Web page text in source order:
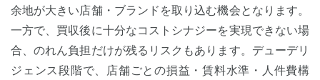
余地が大きい店舗・ブランドを取り込む機会となります。
一方で、買収後に十分なコストシナジーを実現できない場
合、のれん負担だけが残るリスクもあります。デューデリ
ジェンス段階で、店舗ごとの損益・賃料水準・人件費構